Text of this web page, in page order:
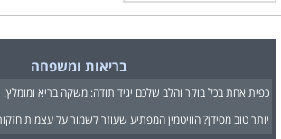
בריאות ומשפחה
כפית אחת בכל בוקר והלב שלכם יגיד תודה: משקה בריא ומומלץ!
יותר טוב מסידן? הוויטמין המפתיע שעוזר לשמור על עצמות